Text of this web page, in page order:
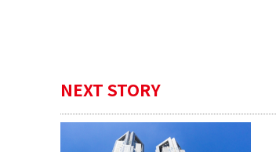
NEXT STORY